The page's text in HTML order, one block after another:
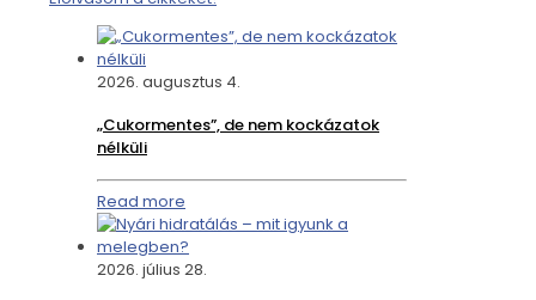
2026. augusztus 4.
„Cukormentes”, de nem kockázatok
nélküli
Read more
2026. július 28.